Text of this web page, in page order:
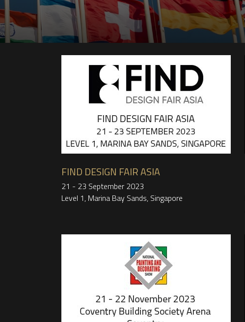
FIND DESIGN FAIR ASIA
21 - 23 September 2023
Level 1, Marina Bay Sands, Singapore